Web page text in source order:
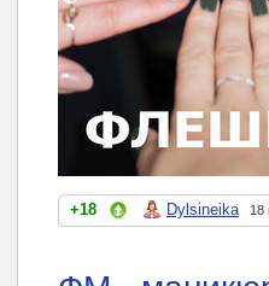
+18 Dylsineika 18